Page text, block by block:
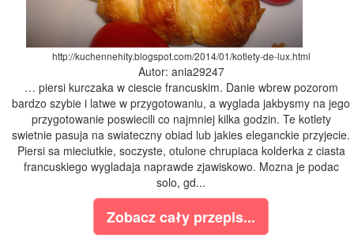
http://kuchennehity.blogspot.com/2014/01/kotlety-de-lux.html
Autor: ania29247
… piersi kurczaka w ciescie francuskim. Danie wbrew pozorom
bardzo szybie i latwe w przygotowaniu, a wyglada jakbysmy na jego
przygotowanie poswiecili co najmniej kilka godzin. Te kotlety
swietnie pasuja na swiateczny obiad lub jakies eleganckie przyjecie.
Piersi sa mieciutkie, soczyste, otulone chrupiaca kolderka z ciasta
francuskiego wygladaja naprawde zjawiskowo. Mozna je podac
solo, gd...
Zobacz cały przepis...